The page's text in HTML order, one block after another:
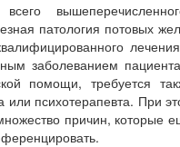
патология потовых
заболеванием
помощи, требуется
психотерапевта. При
причин, которые